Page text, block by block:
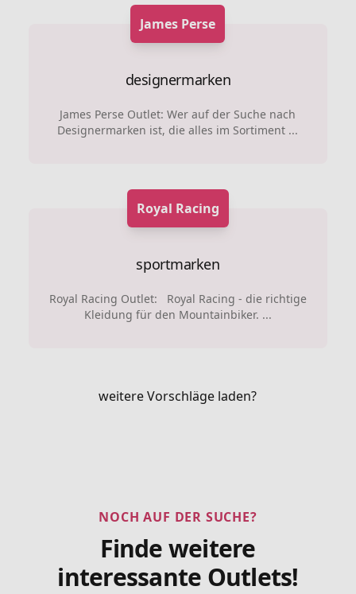
James Perse
designermarken
James Perse Outlet: Wer auf der Suche nach
Designermarken ist, die alles im Sortiment ...
Royal Racing
sportmarken
Royal Racing Outlet: Royal Racing - die richtige
Kleidung für den Mountainbiker. ...
weitere Vorschläge laden?
NOCH AUF DER SUCHE?
Finde weitere
interessante Outlets!